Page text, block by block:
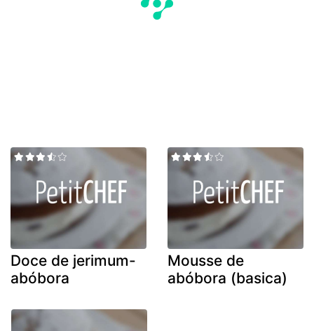
Doce de jerimum-
abóbora
Mousse de
abóbora (basica)